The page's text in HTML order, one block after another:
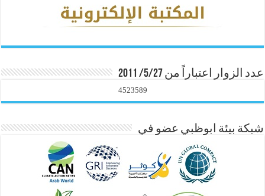
عدد الزوار اعتباراً من 5/27/ 2011
4523589
شبكة بيئة ابوظبي عضو في